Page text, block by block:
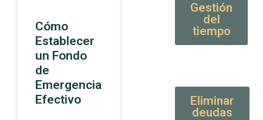
Cómo
Establecer
un Fondo
de
Emergencia
Efectivo
Gestión
del
tiempo
Eliminar
deudas